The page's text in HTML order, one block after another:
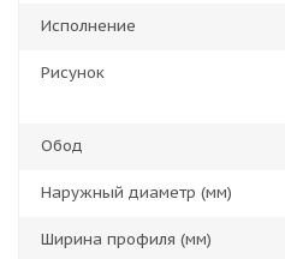
Исполнение
Рисунок
Обод
Наружный диаметр (мм)
Ширина профиля (мм)